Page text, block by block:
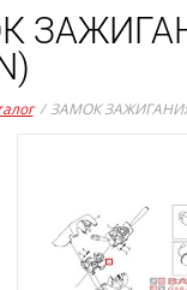
/ ЗАМОК ЗАЖИГАНИЯ